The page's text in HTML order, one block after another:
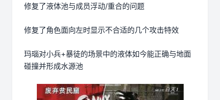
修复了液体池与成员浮动/重合的问题
修复了角色面向左时显示不合适的几个攻击特效
玛瑙对小兵+暴徒的场景中的液体如今能正确与地面
碰撞并形成水源池